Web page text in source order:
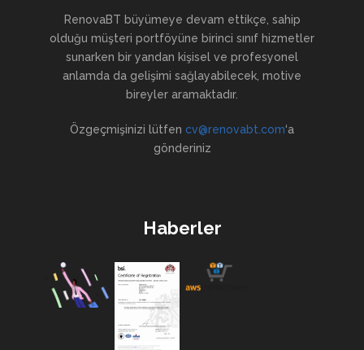
RenovaBT büyümeye devam ettikçe, sahip
olduğu müşteri portföyüne birinci sınıf hizmetler
sunarken bir yandan kişisel ve profesyonel
anlamda da gelişimi sağlayabilecek, motive
bireyler aramaktadır.
Özgeçmişinizi lütfen cv@renovabt.com‘a
gönderiniz
Haberler